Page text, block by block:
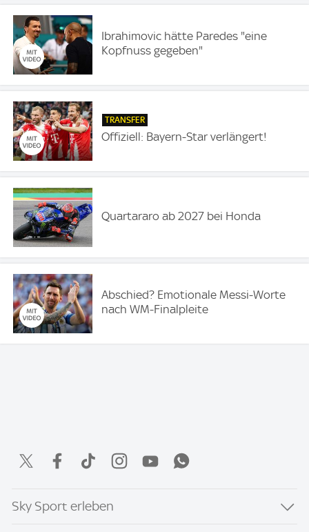
Ibrahimovic hätte Paredes "eine
Kopfnuss gegeben"
TRANSFER
Offiziell: Bayern-Star verlängert!
Quartararo ab 2027 bei Honda
Abschied? Emotionale Messi-Worte
nach WM-Finalpleite
Sky Sport erleben